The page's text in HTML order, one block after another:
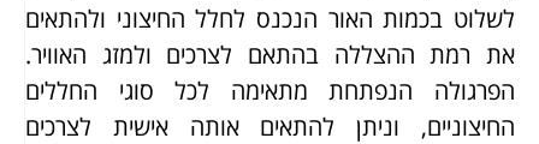
לשלוט בכמות האור הנכנס לחלל החיצוני ולהתאים
את רמת ההצללה בהתאם לצרכים ולמזג האוויר.
הפרגולה הנפתחת מתאימה לכל סוגי החללים
החיצוניים, וניתן להתאים אותה אישית לצרכים